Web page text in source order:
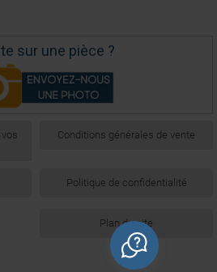
sur une pièce ?
Conditions générales de vente
Politique de confidentialité
Plan du site